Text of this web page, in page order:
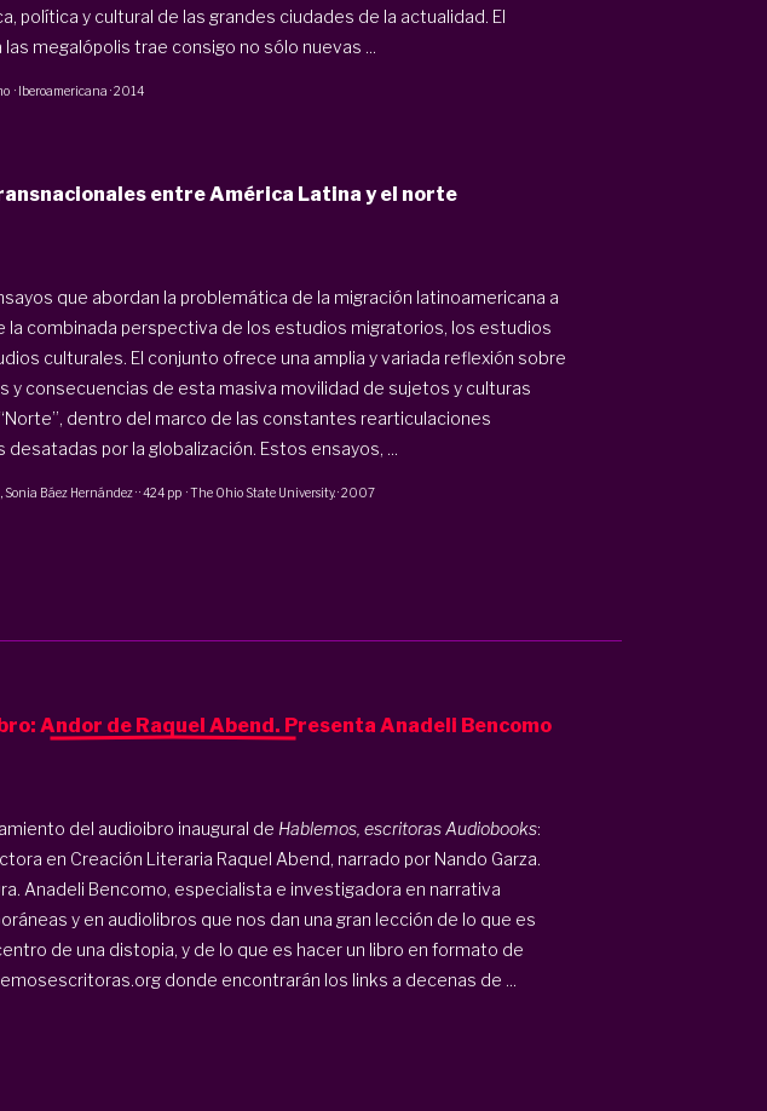
política y cultural de las grandes ciudades de la actualidad. El
megalópolis trae consigo no sólo nuevas ...
· Iberoamericana ·2014
entre América Latina y el norte
que abordan la problemática de la migración latinoamericana a
la combinada perspectiva de los estudios migratorios, los estudios
culturales. El conjunto ofrece una amplia y variada reflexión sobre
y consecuencias de esta masiva movilidad de sujetos y culturas
dentro del marco de las constantes rearticulaciones
desatadas por la globalización. Estos ensayos, ...
Sonia Báez Hernández··424 pp·The Ohio State University.·2007
Andor de Raquel Abend. Presenta Anadeli Bencomo
del audioibro inaugural de Hablemos, escritoras Audiobooks:
en Creación Literaria Raquel Abend, narrado por Nando Garza.
Anadeli Bencomo, especialista e investigadora en narrativa
y en audiolibros que nos dan una gran lección de lo que es
de una distopia, y de lo que es hacer un libro en formato de
donde encontrarán los links a decenas de ...